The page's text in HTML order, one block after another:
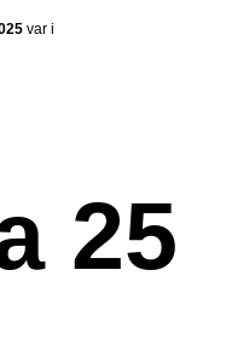
var i
25